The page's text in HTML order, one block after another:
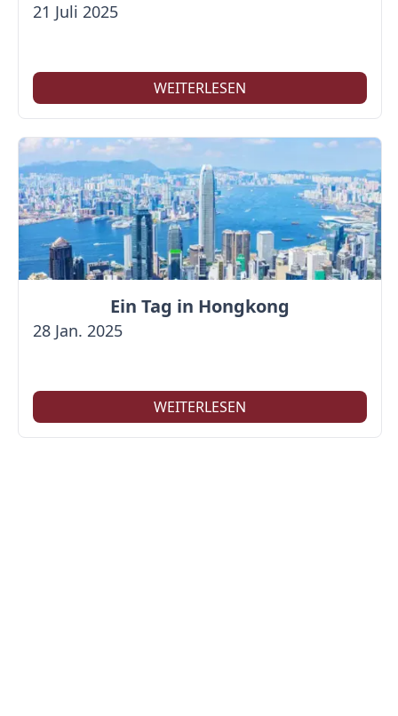
21 Juli 2025
WEITERLESEN
Ein Tag in Hongkong
28 Jan. 2025
WEITERLESEN